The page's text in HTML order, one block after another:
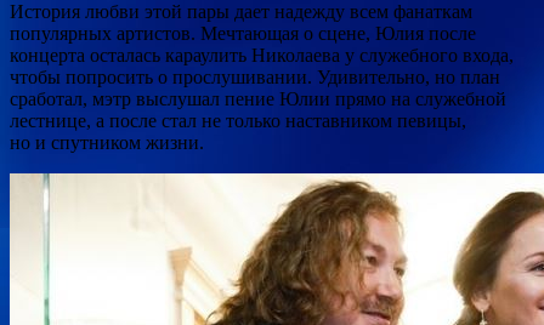
История любви этой пары дает надежду всем фанаткам
популярных артистов. Мечтающая о сцене, Юлия после
концерта осталась караулить Николаева у служебного входа,
чтобы попросить о прослушивании. Удивительно, но план
сработал, мэтр выслушал пение Юлии прямо на служебной
лестнице, а после стал не только наставником певицы,
но и спутником жизни.